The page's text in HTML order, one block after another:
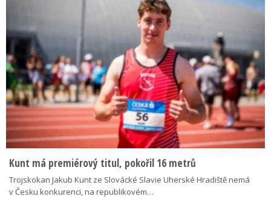
Kunt má premiérový titul, pokořil 16 metrů
Trojskokan Jakub Kunt ze Slovácké Slavie Uherské Hradiště nemá
v Česku konkurenci, na republikovém…